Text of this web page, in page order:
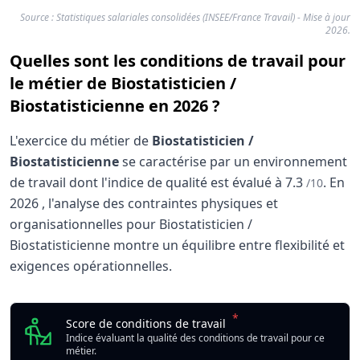
Source : Statistiques salariales consolidées (INSEE/France Travail) - Mise à jour
2026.
Quelles sont les conditions de travail pour
le métier de Biostatisticien /
Biostatisticienne en 2026 ?
L'exercice du métier de Biostatisticien /
Biostatisticiennese caractérise par un environnement
de travail dont l'indice de qualité est évalué à 7.3 /10. En
2026 , l'analyse des contraintes physiques et
organisationnelles pour Biostatisticien /
Biostatisticienne montre un équilibre entre flexibilité et
exigences opérationnelles.
Analyse des conditions de travail :
Indicateur
Qualité globale de l'environnement Biostatisticien /
Score de conditions de travail *
Indice évaluant la qualité des conditions de travail pour ce
métier.